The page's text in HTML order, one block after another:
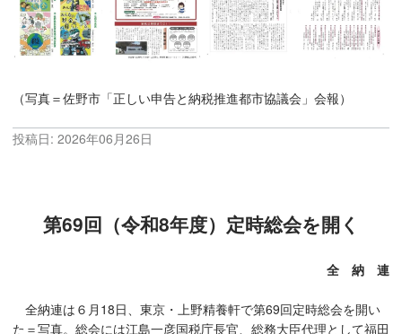
（写真＝佐野市「正しい申告と納税推進都市協議会」会報）
投稿日: 2026年06月26日
第69回（令和8年度）定時総会を開く
全 納 連
全納連は６月18日、東京・上野精養軒で第69回定時総会を開い
た＝写真。総会には江島一彦国税庁長官、総務大臣代理として福田